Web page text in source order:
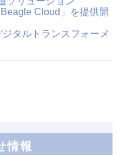
Cloud」を提供開
タルトランスフォーメ
情報